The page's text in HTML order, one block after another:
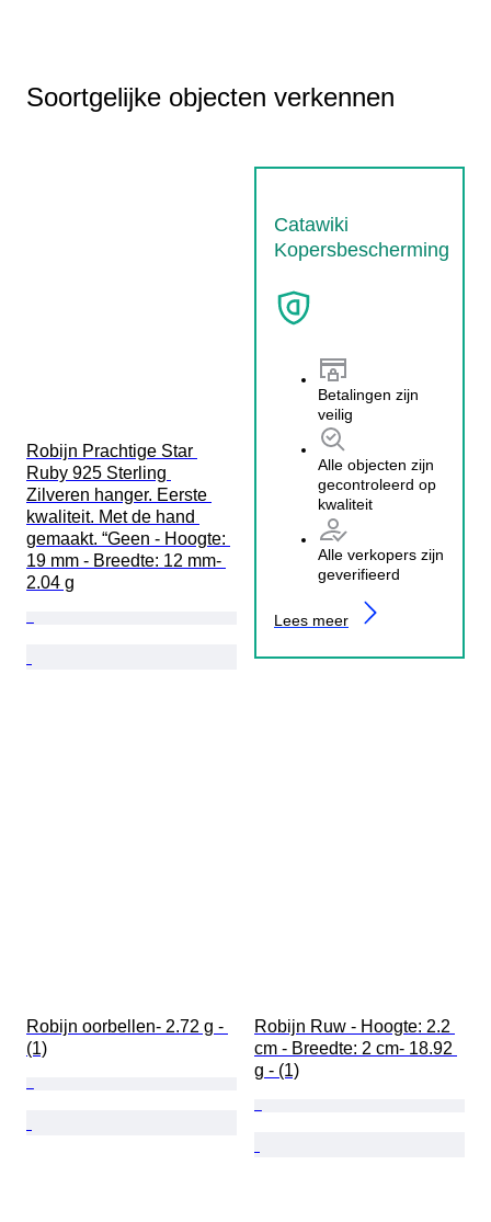
Soortgelijke objecten verkennen
Catawiki
Kopersbescherming
Betalingen zijn
veilig
Alle objecten zijn
gecontroleerd op
kwaliteit
Alle verkopers zijn
geverifieerd
Lees meer
Robijn Prachtige Star
Ruby 925 Sterling
Zilveren hanger. Eerste
kwaliteit. Met de hand
gemaakt. “Geen - Hoogte:
19 mm - Breedte: 12 mm-
2.04 g
Robijn oorbellen- 2.72 g -
(1)
Robijn Ruw - Hoogte: 2.2
cm - Breedte: 2 cm- 18.92
g - (1)